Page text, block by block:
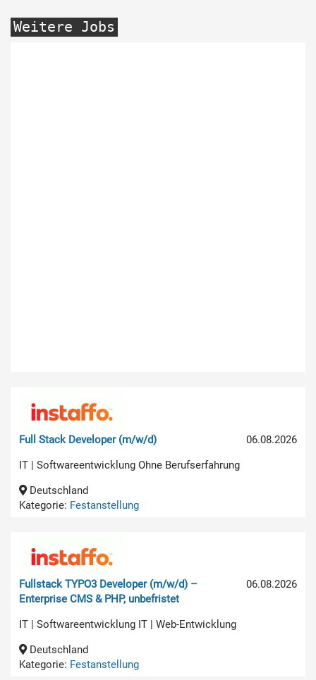
Weitere Jobs
06.08.2026
Full Stack Developer (m/w/d)
IT | Softwareentwicklung Ohne Berufserfahrung
Deutschland
Kategorie: Festanstellung
06.08.2026
Fullstack TYPO3 Developer (m/w/d) –
Enterprise CMS & PHP, unbefristet
IT | Softwareentwicklung IT | Web-Entwicklung
Deutschland
Kategorie: Festanstellung